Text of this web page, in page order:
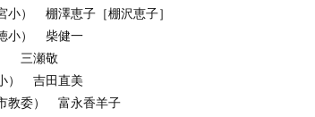
小） 棚澤恵子［棚沢恵子］
小） 柴健一
三瀬敬
） 吉田直美
教委） 富永香羊子